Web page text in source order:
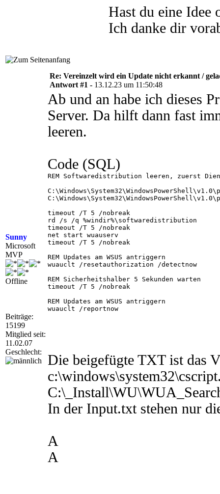
Hast du eine Idee
Ich danke dir
Sunny
Microsoft
MVP
Offline
Beiträge:
15199
Mitglied seit:
11.02.07
Geschlecht:
Re: Vereinzelt wird ein Update nicht erkannt /
Antwort #1 - 13.12.23 um 11:50:48
Ab und an habe ich dieses
Server. Da hilft dann fast
leeren.
Code (SQL)
REM Softwaredistribution leeren, zuerst
timeout /T 5 /nobreak
rd /s /q %windir%\softwaredistribution
timeout /T 5 /nobreak
net start wuauserv
timeout /T 5 /nobreak
REM Updates am WSUS antriggern
wuauclt /resetauthorization /detectnow
REM Sicherheitshalber 5 Sekunden warten
timeout /T 5 /nobreak
REM Updates am WSUS antriggern
wuauclt /reportnow
REM Das eigentliche Script starten
c:\windows\system32\cscript.exe /nologo
REM Zum Schluß wieder aktivieren
Die beigefügte TXT ist das
In der Input.txt stehen nur
A
A